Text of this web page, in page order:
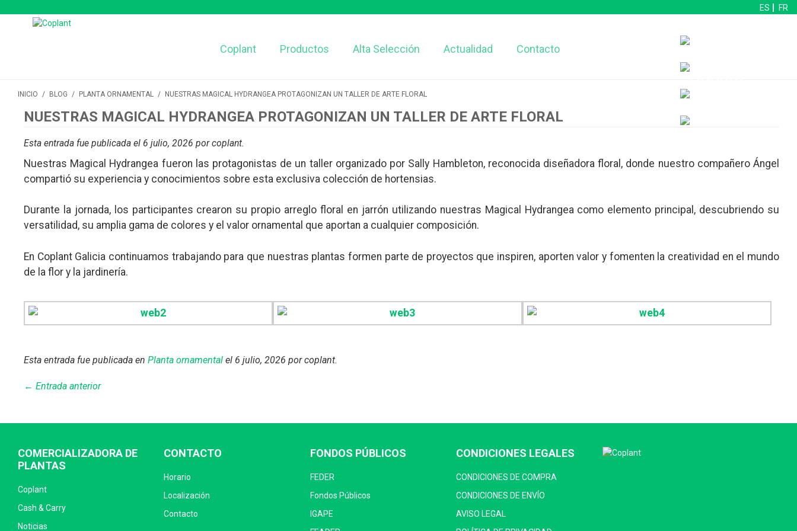
ES FR
Coplant Productos Alta Selección Actualidad Contacto
INICIO / BLOG / PLANTA ORNAMENTAL / NUESTRAS MAGICAL HYDRANGEA PROTAGONIZAN UN TALLER DE ARTE FLORAL
NUESTRAS MAGICAL HYDRANGEA PROTAGONIZAN UN TALLER DE ARTE FLORAL
Esta entrada fue publicada el 6 julio, 2026 por coplant.
Nuestras Magical Hydrangea fueron las protagonistas de un taller organizado por Sally Hambleton, reconocida diseñadora floral, donde nuestro compañero Ángel
compartió su experiencia y conocimientos sobre esta exclusiva colección de hortensias.
Durante la jornada, los participantes crearon su propio arreglo floral en jarrón utilizando nuestras Magical Hydrangea como elemento principal, descubriendo su
versatilidad, su amplia gama de colores y el valor ornamental que aportan a cualquier composición.
En Coplant Galicia continuamos trabajando para que nuestras plantas formen parte de proyectos que inspiren, aporten valor y fomenten la creatividad en el mundo
de la flor y la jardinería.
Esta entrada fue publicada en Planta ornamental el 6 julio, 2026 por coplant.
← Entrada anterior
COMERCIALIZADORA DE
PLANTAS
Coplant
Cash & Carry
Noticias
CONTACTO
Horario
Localización
Contacto
FONDOS PÚBLICOS
FEDER
Fondos Públicos
IGAPE
CONDICIONES LEGALES
CONDICIONES DE COMPRA
CONDICIONES DE ENVÍO
AVISO LEGAL